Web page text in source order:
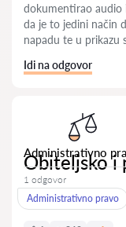
dokumentirao audio
da je to jedini način
napadu te u prikazu
Idi na odgovor
Administrativno
Obiteljsko i
1 odgovor
Administrativno pravo